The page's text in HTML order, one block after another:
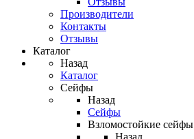
Производители
Контакты
Отзывы
Каталог
Назад
Каталог
Сейфы
Назад
Сейфы
Взломостойкие сейфы
Назад